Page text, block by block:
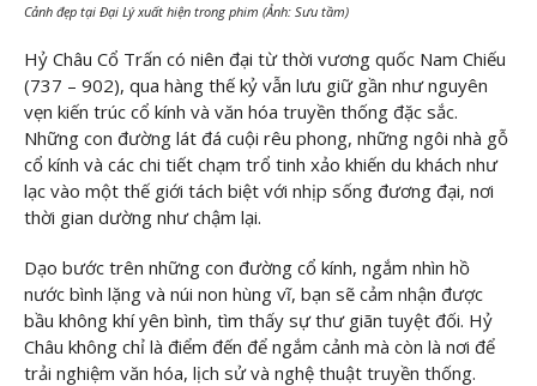
Cảnh đẹp tại Đại Lý xuất hiện trong phim (Ảnh: Sưu tầm)
Hỷ Châu Cổ Trấn có niên đại từ thời vương quốc Nam Chiếu
(737 – 902), qua hàng thế kỷ vẫn lưu giữ gần như nguyên
vẹn kiến trúc cổ kính và văn hóa truyền thống đặc sắc.
Những con đường lát đá cuội rêu phong, những ngôi nhà gỗ
cổ kính và các chi tiết chạm trổ tinh xảo khiến du khách như
lạc vào một thế giới tách biệt với nhịp sống đương đại, nơi
thời gian dường như chậm lại.
Dạo bước trên những con đường cổ kính, ngắm nhìn hồ
nước bình lặng và núi non hùng vĩ, bạn sẽ cảm nhận được
bầu không khí yên bình, tìm thấy sự thư giãn tuyệt đối. Hỷ
Châu không chỉ là điểm đến để ngắm cảnh mà còn là nơi để
trải nghiệm văn hóa, lịch sử và nghệ thuật truyền thống.